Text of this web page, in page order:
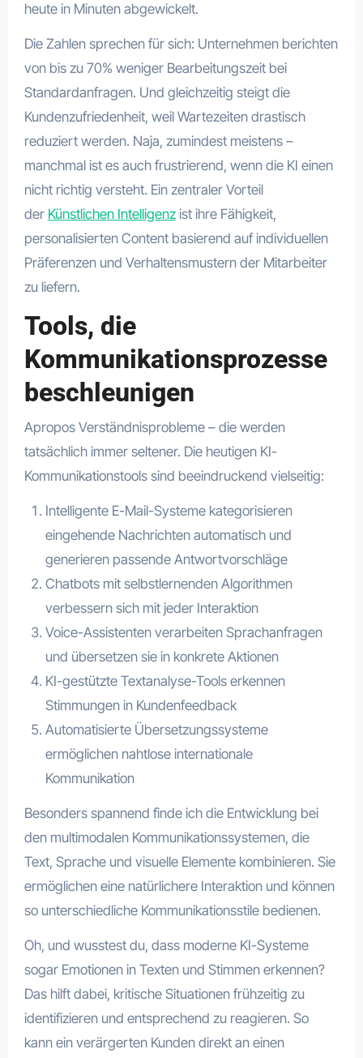
heute in Minuten abgewickelt.
Die Zahlen sprechen für sich: Unternehmen berichten
von bis zu 70% weniger Bearbeitungszeit bei
Standardanfragen. Und gleichzeitig steigt die
Kundenzufriedenheit, weil Wartezeiten drastisch
reduziert werden. Naja, zumindest meistens –
manchmal ist es auch frustrierend, wenn die KI einen
nicht richtig versteht. Ein zentraler Vorteil
der Künstlichen Intelligenzist ihre Fähigkeit,
personalisierten Content basierend auf individuellen
Präferenzen und Verhaltensmustern der Mitarbeiter
zu liefern.
Tools, die
Kommunikationsprozesse
beschleunigen
Apropos Verständnisprobleme – die werden
tatsächlich immer seltener. Die heutigen KI-
Kommunikationstools sind beeindruckend vielseitig:
Intelligente E-Mail-Systeme kategorisieren
eingehende Nachrichten automatisch und
generieren passende Antwortvorschläge
Chatbots mit selbstlernenden Algorithmen
verbessern sich mit jeder Interaktion
Voice-Assistenten verarbeiten Sprachanfragen
und übersetzen sie in konkrete Aktionen
KI-gestützte Textanalyse-Tools erkennen
Stimmungen in Kundenfeedback
Automatisierte Übersetzungssysteme
ermöglichen nahtlose internationale
Kommunikation
Besonders spannend finde ich die Entwicklung bei
den multimodalen Kommunikationssystemen, die
Text, Sprache und visuelle Elemente kombinieren. Sie
ermöglichen eine natürlichere Interaktion und können
so unterschiedliche Kommunikationsstile bedienen.
Oh, und wusstest du, dass moderne KI-Systeme
sogar Emotionen in Texten und Stimmen erkennen?
Das hilft dabei, kritische Situationen frühzeitig zu
identifizieren und entsprechend zu reagieren. So
kann ein verärgerten Kunden direkt an einen